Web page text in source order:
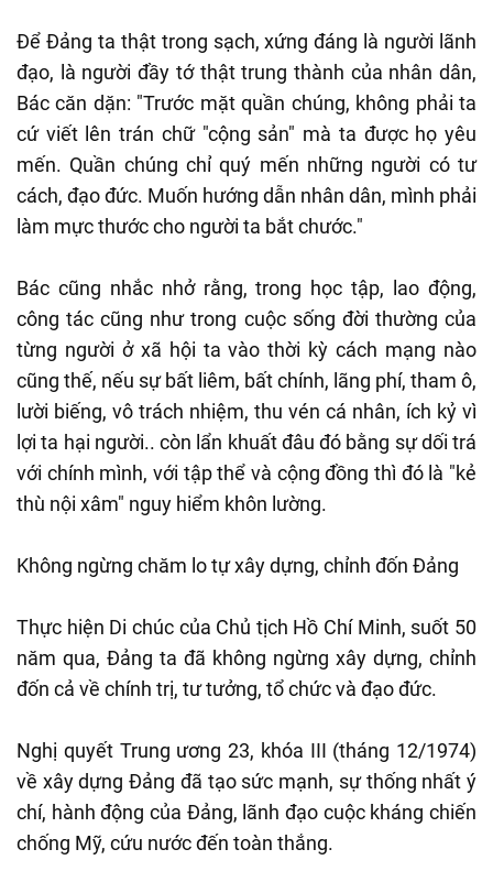
Để Đảng ta thật trong sạch, xứng đáng là người lãnh
đạo, là người đầy tớ thật trung thành của nhân dân,
Bác căn dặn: "Trước mặt quần chúng, không phải ta
cứ viết lên trán chữ "cộng sản" mà ta được họ yêu
mến. Quần chúng chỉ quý mến những người có tư
cách, đạo đức. Muốn hướng dẫn nhân dân, mình phải
làm mực thước cho người ta bắt chước."
Bác cũng nhắc nhở rằng, trong học tập, lao động,
công tác cũng như trong cuộc sống đời thường của
từng người ở xã hội ta vào thời kỳ cách mạng nào
cũng thế, nếu sự bất liêm, bất chính, lãng phí, tham ô,
lười biếng, vô trách nhiệm, thu vén cá nhân, ích kỷ vì
lợi ta hại người.. còn lẩn khuất đâu đó bằng sự dối trá
với chính mình, với tập thể và cộng đồng thì đó là "kẻ
thù nội xâm" nguy hiểm khôn lường.
Không ngừng chăm lo tự xây dựng, chỉnh đốn Đảng
Thực hiện Di chúc của Chủ tịch Hồ Chí Minh, suốt 50
năm qua, Đảng ta đã không ngừng xây dựng, chỉnh
đốn cả về chính trị, tư tưởng, tổ chức và đạo đức.
Nghị quyết Trung ương 23, khóa III (tháng 12/1974)
về xây dựng Đảng đã tạo sức mạnh, sự thống nhất ý
chí, hành động của Đảng, lãnh đạo cuộc kháng chiến
chống Mỹ, cứu nước đến toàn thắng.